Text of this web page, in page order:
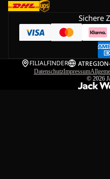
Sichere
FILIALFINDER AT
DatenschutzImpressum
© 2026